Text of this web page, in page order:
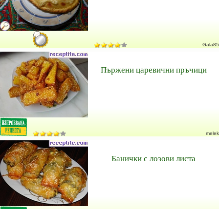
Gala85
Пържени царевични пръчици
melek
Банички с лозови листа